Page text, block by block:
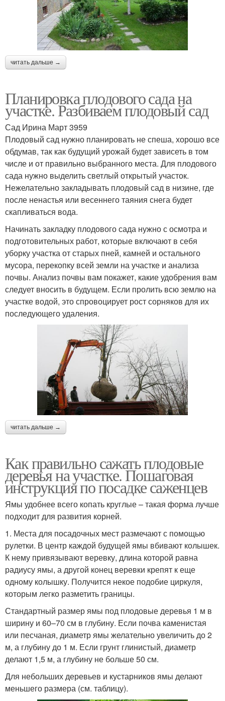
читать дальше →
Планировка плодового сада на
участке. Разбиваем плодовый сад
Сад Ирина Март 3959
Плодовый сад нужно планировать не спеша, хорошо все
обдумав, так как будущий урожай будет зависеть в том
числе и от правильно выбранного места. Для плодового
сада нужно выделить светлый открытый участок.
Нежелательно закладывать плодовый сад в низине, где
после ненастья или весеннего таяния снега будет
скапливаться вода.
Начинать закладку плодового сада нужно с осмотра и
подготовительных работ, которые включают в себя
уборку участка от старых пней, камней и остального
мусора, перекопку всей земли на участке и анализа
почвы. Анализ почвы вам покажет, какие удобрения вам
следует вносить в будущем. Если пролить всю землю на
участке водой, это спровоцирует рост сорняков для их
последующего удаления.
читать дальше →
Как правильно сажать плодовые
деревья на участке. Пошаговая
инструкция по посадке саженцев
Ямы удобнее всего копать круглые – такая форма лучше
подходит для развития корней.
1. Места для посадочных мест размечают с помощью
рулетки. В центр каждой будущей ямы вбивают колышек.
К нему привязывают веревку, длина которой равна
радиусу ямы, а другой конец веревки крепят к еще
одному колышку. Получится некое подобие циркуля,
которым легко разметить границы.
Стандартный размер ямы под плодовые деревья 1 м в
ширину и 60–70 см в глубину. Если почва каменистая
или песчаная, диаметр ямы желательно увеличить до 2
м, а глубину до 1 м. Если грунт глинистый, диаметр
делают 1,5 м, а глубину не больше 50 см.
Для небольших деревьев и кустарников ямы делают
меньшего размера (см. таблицу).